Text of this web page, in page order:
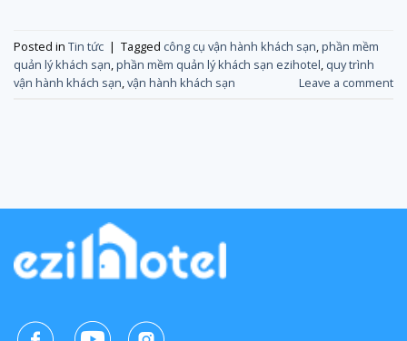
Posted in Tin tức | Tagged công cụ vận hành khách sạn phần mềm
quản lý khách sạn phần mềm quản lý khách sạn ezihotel quy trình
vận hành khách sạn vận hành khách sạn Leave a comment